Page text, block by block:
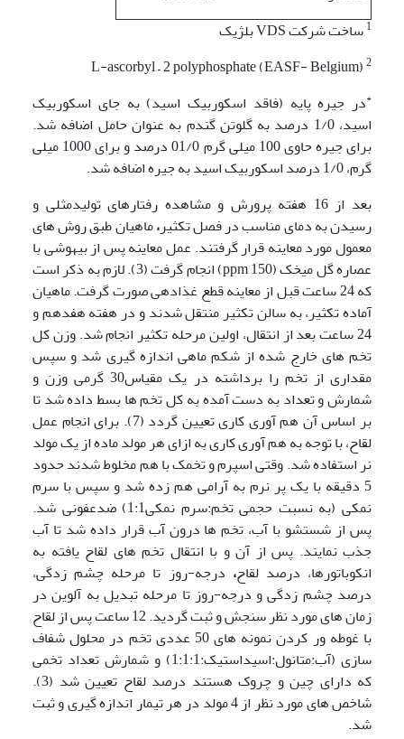
1ساخت شرکت VDS بلژیک
2
*در جیره پایه (فاقد اسکوربیک اسید) به جای اسکوربیک
اسید، 1/0 درصد به گلوتن گندم به عنوان حامل اضافه شد.
برای جیره حاوی 100 میلی گرم 01/0 درصد و برای 1000 میلی
گرم، 1/0 درصد اسکوربیک اسید به جیره اضافه شد.
بعد از 16 هفته پرورش و مشاهده رفتارهای تولیدمثلی و
رسیدن به دمای مناسب در فصل تکثیر،ماهیان طبق روش های
معمول مورد معاینه قرار گرفتند. عمل معاینه پس از بیهوشی با
عصاره گل میخک (ppm 150) انجام گرفت (3). لازم به ذکر است
که 24 ساعت قبل از معاینه قطع غذادهی صورت گرفت. ماهیان
آماده تکثیر، به سالن تکثیر منتقل شدند و در هفته هفدهم و
24 ساعت بعد از انتقال، اولین مرحله تکثیر انجام شد. وزن کل
تخم های خارج شده از شکم ماهی اندازه گیری شد و سپس
مقداری از تخم را برداشته در یک مقیاس30 گرمی وزن و
شمارش و تعداد به دست آمده به کل تخم ها بسط داده شد تا
بر اساس آن هم آوری کاری تعیین گردد (7). برای انجام عمل
لقاح، با توجه به هم آوری کاری به ازای هر مولد ماده از یک مولد
نر استفاده شد. وقتی اسپرم و تخمک با هم مخلوط شدند حدود
5 دقیقه با یک پر نرم به آرامی هم زده شد و سپس با سرم
نمکی (به نسبت حجمی تخم:سرم نمکی1:1) ضدعفونی شد.
پس از شستشو با آب، تخم ها درون آب قرار داده شد تا آب
جذب نمایند. پس از آن و با انتقال تخم های لقاح یافته به
انکوباتورها، درصد لقاح، درجه-روز تا مرحله چشم زدگی،
درصد چشم زدگی و درجه-روز تا مرحله تبدیل به آلوین در
زمان های مورد نظر سنجش و ثبت گردید. 12 ساعت پس از لقاح
با غوطه ور کردن نمونه های 50 عددی تخم در محلول شفاف
سازی (آب:متانول:اسیداستیک:1:1:1) و شمارش تعداد تخمی
که دارای چین و چروک هستند درصد لقاح تعیین شد (3).
شاخص های مورد نظر از 4 مولد در هر تیمار اندازه گیری و ثبت
شد.